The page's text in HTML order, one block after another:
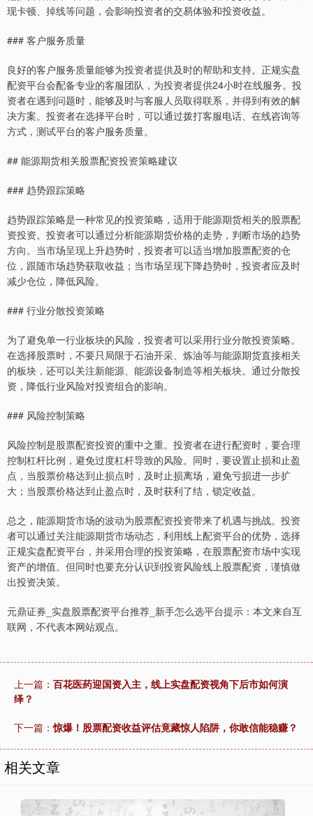
现卡顿、掉线等问题，会影响投资者的交易体验和投资收益。
### 客户服务质量
良好的客户服务质量能够为投资者提供及时的帮助和支持。正规实盘
配资平台会配备专业的客服团队，为投资者提供24小时在线服务。投
资者在遇到问题时，能够及时与客服人员取得联系，并得到有效的解
决方案。投资者在选择平台时，可以通过拨打客服电话、在线咨询等
方式，测试平台的客户服务质量。
## 能源期货相关股票配资投资策略建议
### 趋势跟踪策略
趋势跟踪策略是一种常见的投资策略，适用于能源期货相关的股票配
资投资。投资者可以通过分析能源期货价格的走势，判断市场的趋势
方向。当市场呈现上升趋势时，投资者可以适当增加股票配资的仓
位，跟随市场趋势获取收益；当市场呈现下降趋势时，投资者应及时
减少仓位，降低风险。
### 行业分散投资策略
为了避免单一行业板块的风险，投资者可以采用行业分散投资策略。
在选择股票时，不要只局限于石油开采、炼油等与能源期货直接相关
的板块，还可以关注新能源、能源设备制造等相关板块。通过分散投
资，降低行业风险对投资组合的影响。
### 风险控制策略
风险控制是股票配资投资的重中之重。投资者在进行配资时，要合理
控制杠杆比例，避免过度杠杆导致的风险。同时，要设置止损和止盈
点，当股票价格达到止损点时，及时止损离场，避免亏损进一步扩
大；当股票价格达到止盈点时，及时获利了结，锁定收益。
总之，能源期货市场的波动为股票配资投资带来了机遇与挑战。投资
者可以通过关注能源期货市场动态，利用线上配资平台的优势，选择
正规实盘配资平台，并采用合理的投资策略，在股票配资市场中实现
资产的增值。但同时也要充分认识到投资风险线上股票配资，谨慎做
出投资决策。
元鼎证券_实盘股票配资平台推荐_新手怎么选平台提示：本文来自互
联网，不代表本网站观点。
上一篇： 百花医药迎国资入主，线上实盘配资视角下后市如何演
绎？
下一篇：惊爆！股票配资收益评估竟藏惊人陷阱，你敢信能稳赚？
相关文章